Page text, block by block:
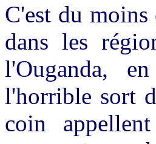
C'est du
dans les
l'Ouganda,
l'horrible sort
coin